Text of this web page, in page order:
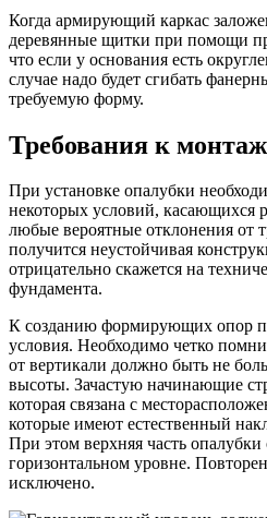
Когда армирующий каркас
деревянные щитки при помощи
что если у основания есть
случае надо будет сгибать
требуемую форму.
Требования к
При установке опалубки
некоторых условий, касающихся
любые вероятные отклонения от
получится неустойчивая
отрицательно скажется на
фундамента.
К созданию формирующих опор
условия. Необходимо четко
от вертикали должно быть не
высоты. Зачастую начинающие
которая связана с
которые имеют естественный
При этом верхняя часть опалубки
горизонтальном уровне.
исключено.